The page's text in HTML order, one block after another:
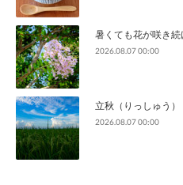
暑くても花が咲き続
2026.08.07 00:00
立秋（りっしゅう
2026.08.07 00:00